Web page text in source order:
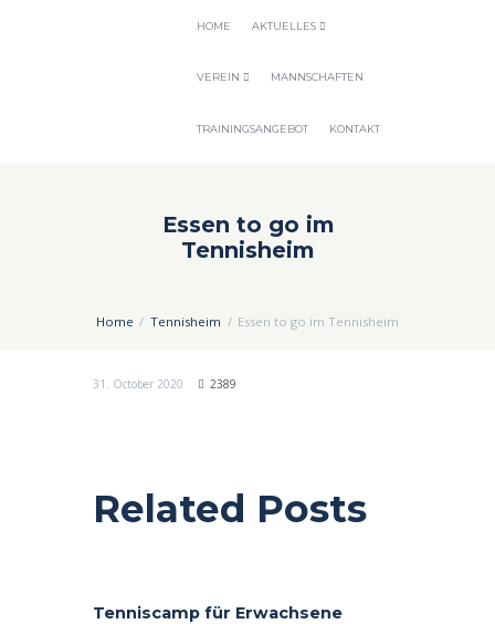
HOME AKTUELLES
VEREIN MANNSCHAFTEN
TRAININGSANGEBOT KONTAKT
Essen to go im
Tennisheim
Home Tennisheim Essen to go im Tennisheim
31. October 2020 2389
Related Posts
Tenniscamp für Erwachsene